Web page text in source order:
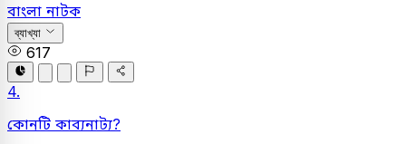
বাংলা নাটক
ব্যাখ্যা
617
4.
কোনটি কাব্যনাট্য?